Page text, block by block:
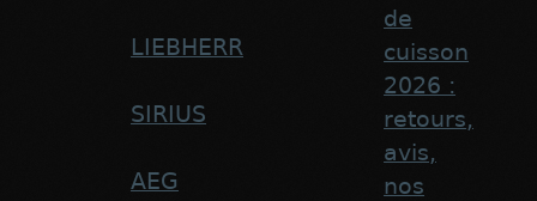
LIEBHERR
SIRIUS
AEG
de
cuisson
2026 :
retours,
avis,
nos